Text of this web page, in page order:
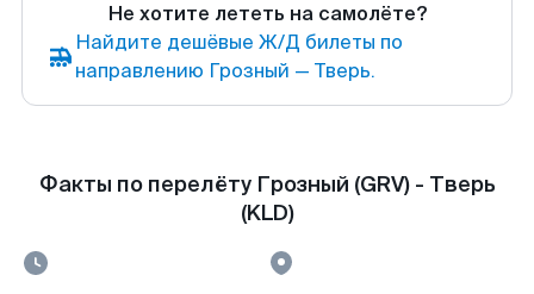
Не хотите лететь на самолёте?
Найдите дешёвые Ж/Д билеты по
направлению Грозный — Тверь.
Факты по перелёту Грозный (GRV) - Тверь
(KLD)